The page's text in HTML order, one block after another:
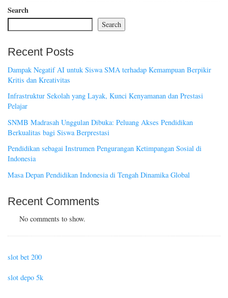
Search
Search
Recent Posts
Dampak Negatif AI untuk Siswa SMA terhadap Kemampuan Berpikir
Kritis dan Kreativitas
Infrastruktur Sekolah yang Layak, Kunci Kenyamanan dan Prestasi
Pelajar
SNMB Madrasah Unggulan Dibuka: Peluang Akses Pendidikan
Berkualitas bagi Siswa Berprestasi
Pendidikan sebagai Instrumen Pengurangan Ketimpangan Sosial di
Indonesia
Masa Depan Pendidikan Indonesia di Tengah Dinamika Global
Recent Comments
No comments to show.
slot bet 200
slot depo 5k